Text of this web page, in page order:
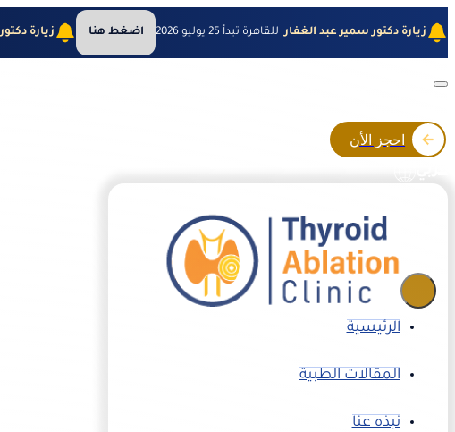
زيارة دكتور سمير عبد الغفار للقاهرة تبدأ 25 يوليو 2026 اضغط هنا زيارة
احجز الأن
الرئيسية
المقالات الطبية
نبذه عنا